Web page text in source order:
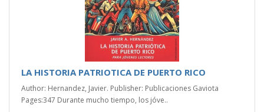
LA HISTORIA PATRIOTICA DE PUERTO RICO
Author: Hernandez, Javier. Publisher: Publicaciones Gaviota
Pages:347 Durante mucho tiempo, los jóve..